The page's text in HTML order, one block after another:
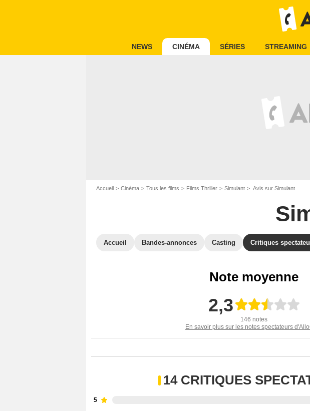
NEWS CINÉMA SÉRIES STREAMING
Accueil Cinéma Tous les films Films Thriller Simulant Avis sur Simulant
Accueil Bandes-annonces Casting Critiques
Note moyenne
2,3
146 notes
En savoir plus sur les notes spectateurs
14 CRITIQUES
5